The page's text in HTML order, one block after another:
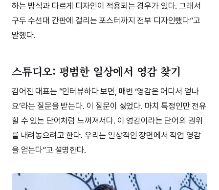
하는 방식과 다르게 디자인이 적용되는 경우가 있다. 그래서
구두 수선대 간판에 걸리는 포스터까지 전부 디자인했다”고
말했다.
스튜디오: 평범한 일상에서 영감 찾기
김어진 대표는 “인터뷰하다 보면, 매번 ‘영감은 어디서 얻나
요’라는 질문을 받는다. 이 질문이 싫었다. 마치 특정인만 전유
할 수 있는 단어처럼 느껴져서다. 이 영감이라는 단어의 권위
를 내려놓으려고 한다. 우리는 일상적인 장면에서 작업 영감
을 얻는다”고 설명한다.